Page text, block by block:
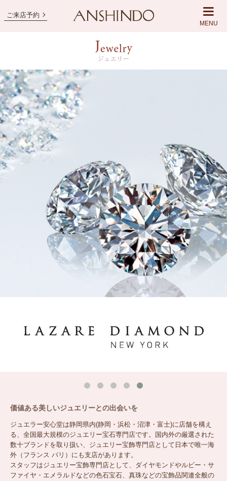
ご来店予約
MENU
価値ある美しいジュエリーとの出会いを
ジュエラー安心堂は静岡県内(静岡・浜松・沼津・富士)に店舗を構え
る、全国最大規模のジュエリー宝石専門店です。国内外の厳選された
数十ブランドを取り扱い、ジュエリー宝飾専門店として日本で唯一海
外（フランス パリ）にも支店があります。
スタッフはジュエリー宝飾専門店として、ダイヤモンドやルビー・サ
ファイヤ・エメラルドなどの色石宝石、真珠などの宝飾品関連全般の